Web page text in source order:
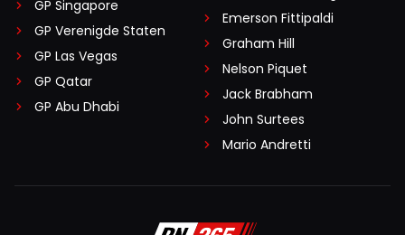
GP Singapore
GP Verenigde Staten
GP Las Vegas
GP Qatar
GP Abu Dhabi
Emerson Fittipaldi
Graham Hill
Nelson Piquet
Jack Brabham
John Surtees
Mario Andretti